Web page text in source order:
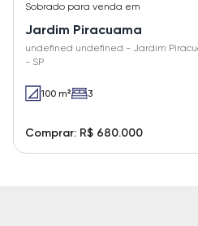
Sobrado para venda em
Jardim Piracuama
undefined undefined - Jardim
- SP
100 m² 3
Comprar: R$ 680.000